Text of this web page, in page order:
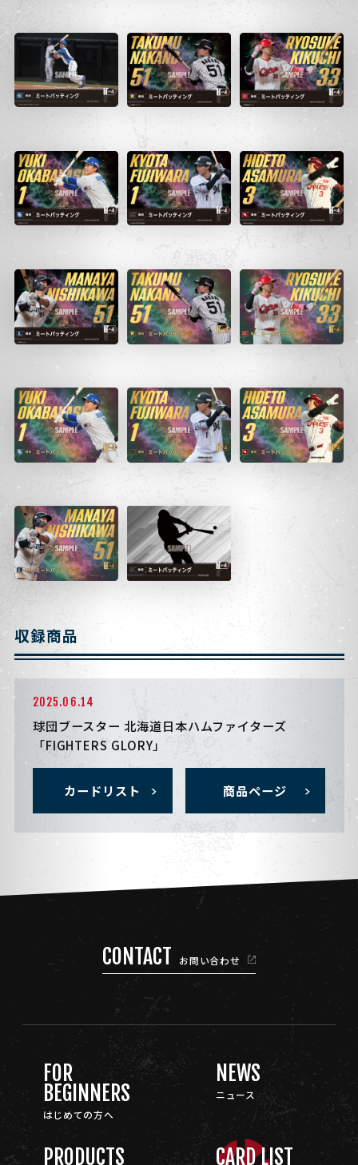
収録商品
2025.06.14
球団ブースター 北海道日本ハムファイターズ
「FIGHTERS GLORY」
カードリスト 商品ページ
CONTACT お問い合わせ
FOR
BEGINNERS
はじめての方へ
NEWS
ニュース
PRODUCTS CARD LIST